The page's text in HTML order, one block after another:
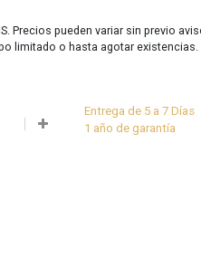
Precios pueden variar sin previo
limitado o hasta agotar
Entrega de 5 a 7 Días
1 año de garantía